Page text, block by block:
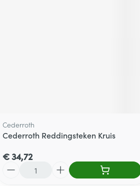
Cederroth
Cederroth Reddingsteken Kruis
€ 34,72